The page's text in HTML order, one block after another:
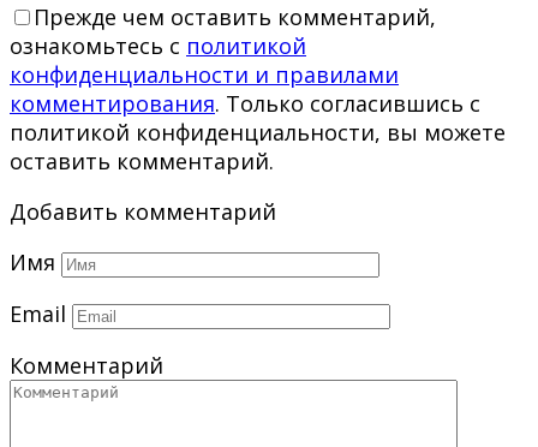
Прежде чем оставить комментарий,
ознакомьтесь с политикой
конфиденциальности и правилами
комментирования. Только согласившись с
политикой конфиденциальности, вы можете
оставить комментарий.
Добавить комментарий
Имя
Email
Комментарий